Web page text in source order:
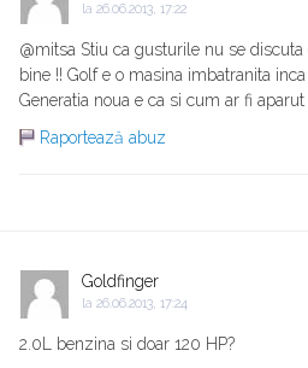
la 26.06.2013, 17:22
@mitsa Stiu ca gusturile nu se
bine !! Golf e o masina imbatranita
Generatia noua e ca si cum ar fi
Raportează abuz
Goldfinger
la 26.06.2013, 17:24
2.0L benzina si doar 120 HP?